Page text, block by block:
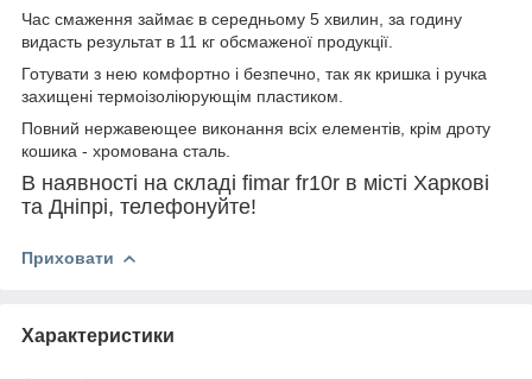
Час смаження займає в середньому 5 хвилин, за годину
видасть результат в 11 кг обсмаженої продукції.
Готувати з нею комфортно і безпечно, так як кришка і ручка
захищені термоізоліюрующім пластиком.
Повний нержавеющее виконання всіх елементів, крім дроту
кошика - хромована сталь.
В наявності на складі fimar fr10r в місті Харкові
та Дніпрі, телефонуйте!
Приховати
Характеристики